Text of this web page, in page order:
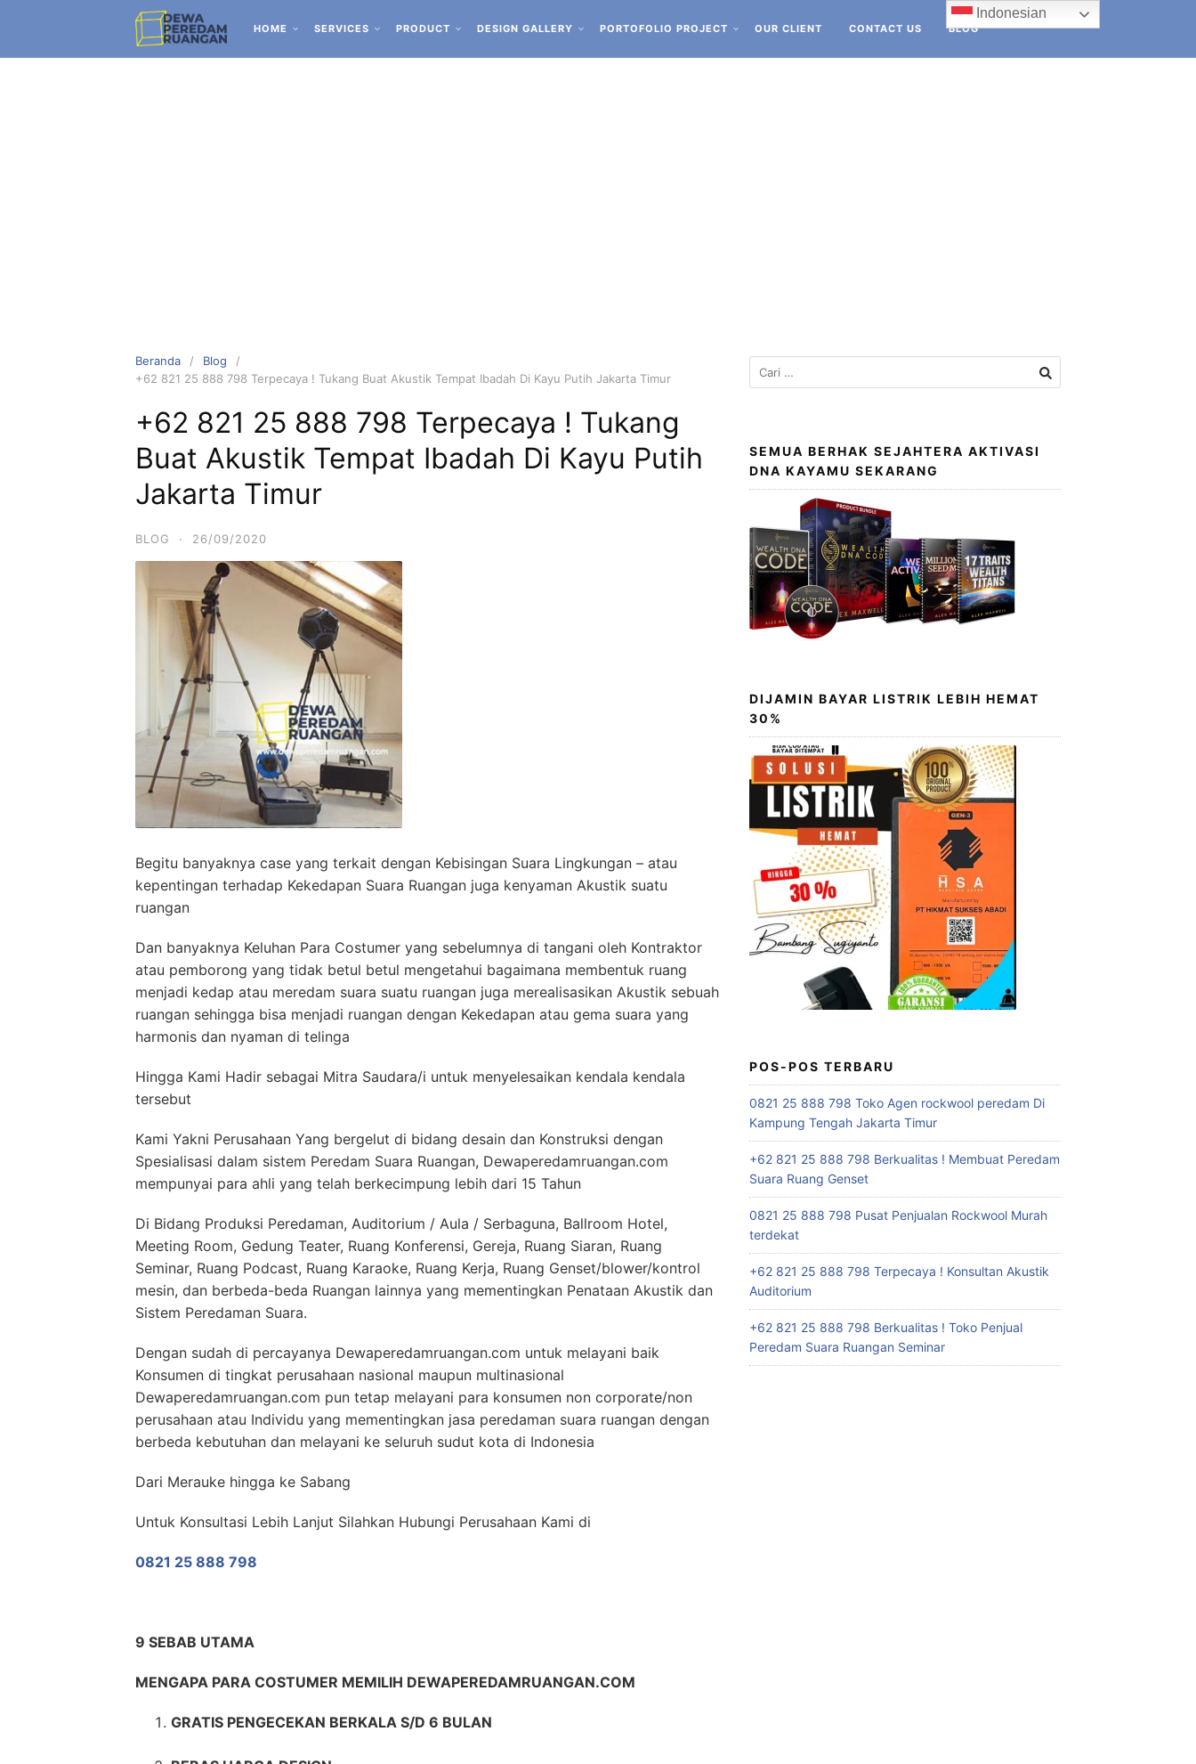
HOME SERVICES PRODUCT DESIGN GALLERY PORTOFOLIO PROJECT OUR CLIENT CONTACT US BLOG
Beranda
Blog
+62 821 25 888 798 Terpecaya ! Tukang Buat Akustik Tempat Ibadah Di Kayu Putih Jakarta Timur
+62 821 25 888 798 Terpecaya ! Tukang
Buat Akustik Tempat Ibadah Di Kayu Putih
Jakarta Timur
BLOG · 26/09/2020
Begitu banyaknya case yang terkait dengan Kebisingan Suara Lingkungan – atau
kepentingan terhadap Kekedapan Suara Ruangan juga kenyaman Akustik suatu
ruangan
Dan banyaknya Keluhan Para Costumer yang sebelumnya di tangani oleh Kontraktor
atau pemborong yang tidak betul betul mengetahui bagaimana membentuk ruang
menjadi kedap atau meredam suara suatu ruangan juga merealisasikan Akustik sebuah
ruangan sehingga bisa menjadi ruangan dengan Kekedapan atau gema suara yang
harmonis dan nyaman di telinga
Hingga Kami Hadir sebagai Mitra Saudara/i untuk menyelesaikan kendala kendala
tersebut
Kami Yakni Perusahaan Yang bergelut di bidang desain dan Konstruksi dengan
Spesialisasi dalam sistem Peredam Suara Ruangan, Dewaperedamruangan.com
mempunyai para ahli yang telah berkecimpung lebih dari 15 Tahun
Di Bidang Produksi Peredaman, Auditorium / Aula / Serbaguna, Ballroom Hotel,
Meeting Room, Gedung Teater, Ruang Konferensi, Gereja, Ruang Siaran, Ruang
Seminar, Ruang Podcast, Ruang Karaoke, Ruang Kerja, Ruang Genset/blower/kontrol
mesin, dan berbeda-beda Ruangan lainnya yang mementingkan Penataan Akustik dan
Sistem Peredaman Suara.
Dengan sudah di percayanya Dewaperedamruangan.com untuk melayani baik
Konsumen di tingkat perusahaan nasional maupun multinasional
Dewaperedamruangan.com pun tetap melayani para konsumen non corporate/non
perusahaan atau Individu yang mementingkan jasa peredaman suara ruangan dengan
berbeda kebutuhan dan melayani ke seluruh sudut kota di Indonesia
Dari Merauke hingga ke Sabang
Untuk Konsultasi Lebih Lanjut Silahkan Hubungi Perusahaan Kami di
0821 25 888 798
9 SEBAB UTAMA
MENGAPA PARA COSTUMER MEMILIH DEWAPEREDAMRUANGAN.COM
GRATIS PENGECEKAN BERKALA S/D 6 BULAN
SEMUA BERHAK SEJAHTERA AKTIVASI
DNA KAYAMU SEKARANG
DIJAMIN BAYAR LISTRIK LEBIH HEMAT
30%
POS-POS TERBARU
0821 25 888 798 Toko Agen rockwool peredam Di
Kampung Tengah Jakarta Timur
+62 821 25 888 798 Berkualitas ! Membuat Peredam
Suara Ruang Genset
0821 25 888 798 Pusat Penjualan Rockwool Murah
terdekat
+62 821 25 888 798 Terpecaya ! Konsultan Akustik
Auditorium
+62 821 25 888 798 Berkualitas ! Toko Penjual
Peredam Suara Ruangan Seminar
Indonesian